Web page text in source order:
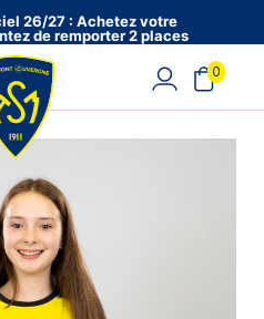
26/27 : Achetez votre
de remporter 2 places
0